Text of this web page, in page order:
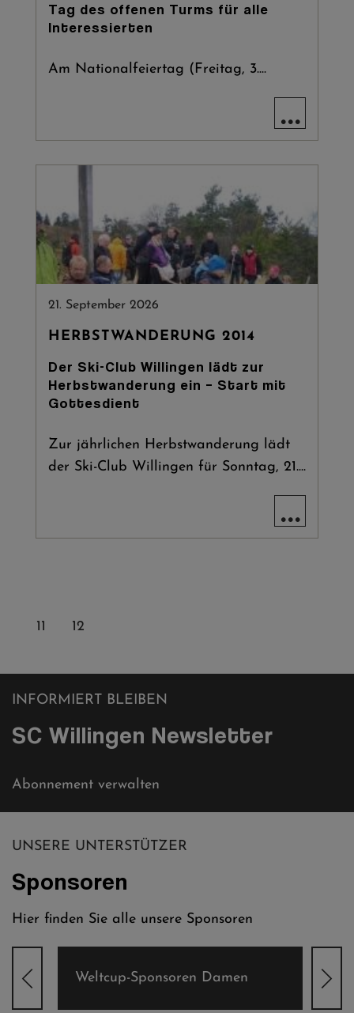
Tag des offenen Turms für alle
Interessierten
Am Nationalfeiertag (Freitag, 3....
...
21. September 2026
HERBSTWANDERUNG 2014
Der Ski-Club Willingen lädt zur
Herbstwanderung ein – Start mit
Gottesdient
Zur jährlichen Herbstwanderung lädt
der Ski-Club Willingen für Sonntag, 21....
...
PAGE
11
AKTUELLE
12
INFORMIERT BLEIBEN
SC Willingen Newsletter
Abonnement verwalten
UNSERE UNTERSTÜTZER
Sponsoren
Hier finden Sie alle unsere Sponsoren
Weltcup-Sponsoren Damen